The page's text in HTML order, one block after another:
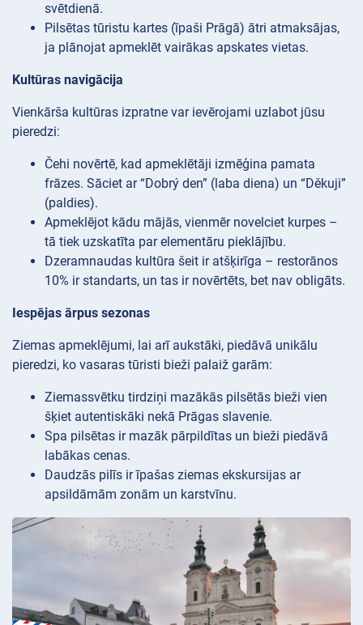
svētdienā.
Pilsētas tūristu kartes (īpaši Prāgā) ātri atmaksājas,
ja plānojat apmeklēt vairākas apskates vietas.
Kultūras navigācija
Vienkārša kultūras izpratne var ievērojami uzlabot jūsu
pieredzi:
Čehi novērtē, kad apmeklētāji izmēģina pamata
frāzes. Sāciet ar “Dobrý den” (laba diena) un “Děkuji”
(paldies).
Apmeklējot kādu mājās, vienmēr novelciet kurpes –
tā tiek uzskatīta par elementāru pieklājību.
Dzeramnaudas kultūra šeit ir atšķirīga – restorānos
10% ir standarts, un tas ir novērtēts, bet nav obligāts.
Iespējas ārpus sezonas
Ziemas apmeklējumi, lai arī aukstāki, piedāvā unikālu
pieredzi, ko vasaras tūristi bieži palaiž garām:
Ziemassvētku tirdziņi mazākās pilsētās bieži vien
šķiet autentiskāki nekā Prāgas slavenie.
Spa pilsētas ir mazāk pārpildītas un bieži piedāvā
labākas cenas.
Daudzās pilīs ir īpašas ziemas ekskursijas ar
apsildāmām zonām un karstvīnu.